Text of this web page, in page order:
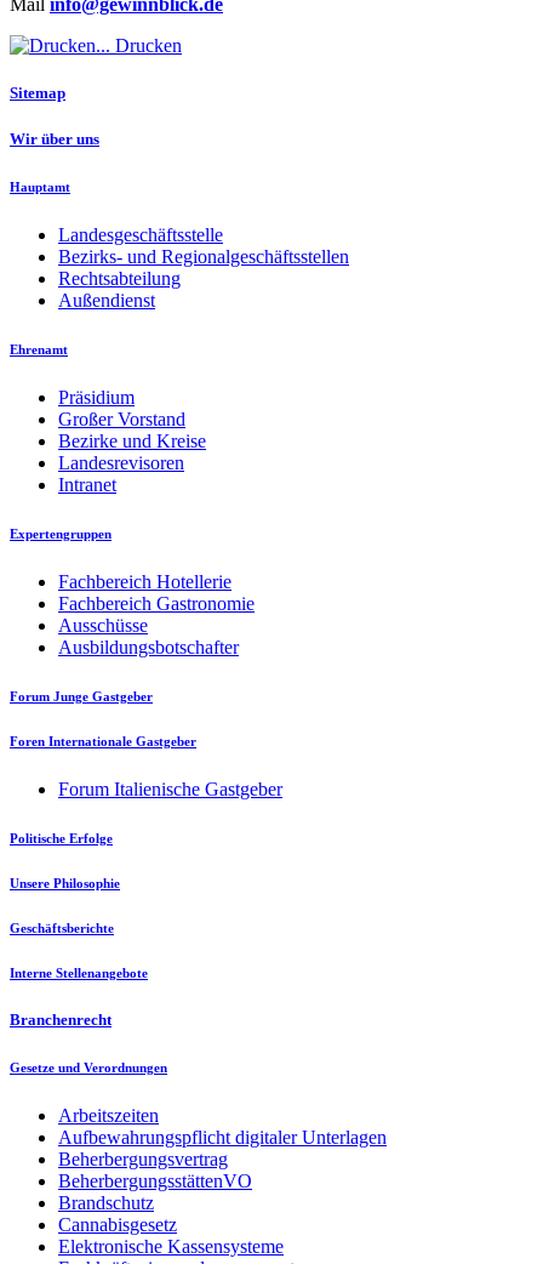
Drucken
Sitemap
Wir über uns
Hauptamt
Landesgeschäftsstelle
Bezirks- und Regionalgeschäftsstellen
Rechtsabteilung
Außendienst
Ehrenamt
Präsidium
Großer Vorstand
Bezirke und Kreise
Landesrevisoren
Intranet
Expertengruppen
Fachbereich Hotellerie
Fachbereich Gastronomie
Ausschüsse
Ausbildungsbotschafter
Forum Junge Gastgeber
Foren Internationale Gastgeber
Forum Italienische Gastgeber
Politische Erfolge
Unsere Philosophie
Geschäftsberichte
Interne Stellenangebote
Branchenrecht
Gesetze und Verordnungen
Arbeitszeiten
Aufbewahrungspflicht digitaler Unterlagen
Beherbergungsvertrag
BeherbergungsstättenVO
Brandschutz
Cannabisgesetz
Elektronische Kassensysteme